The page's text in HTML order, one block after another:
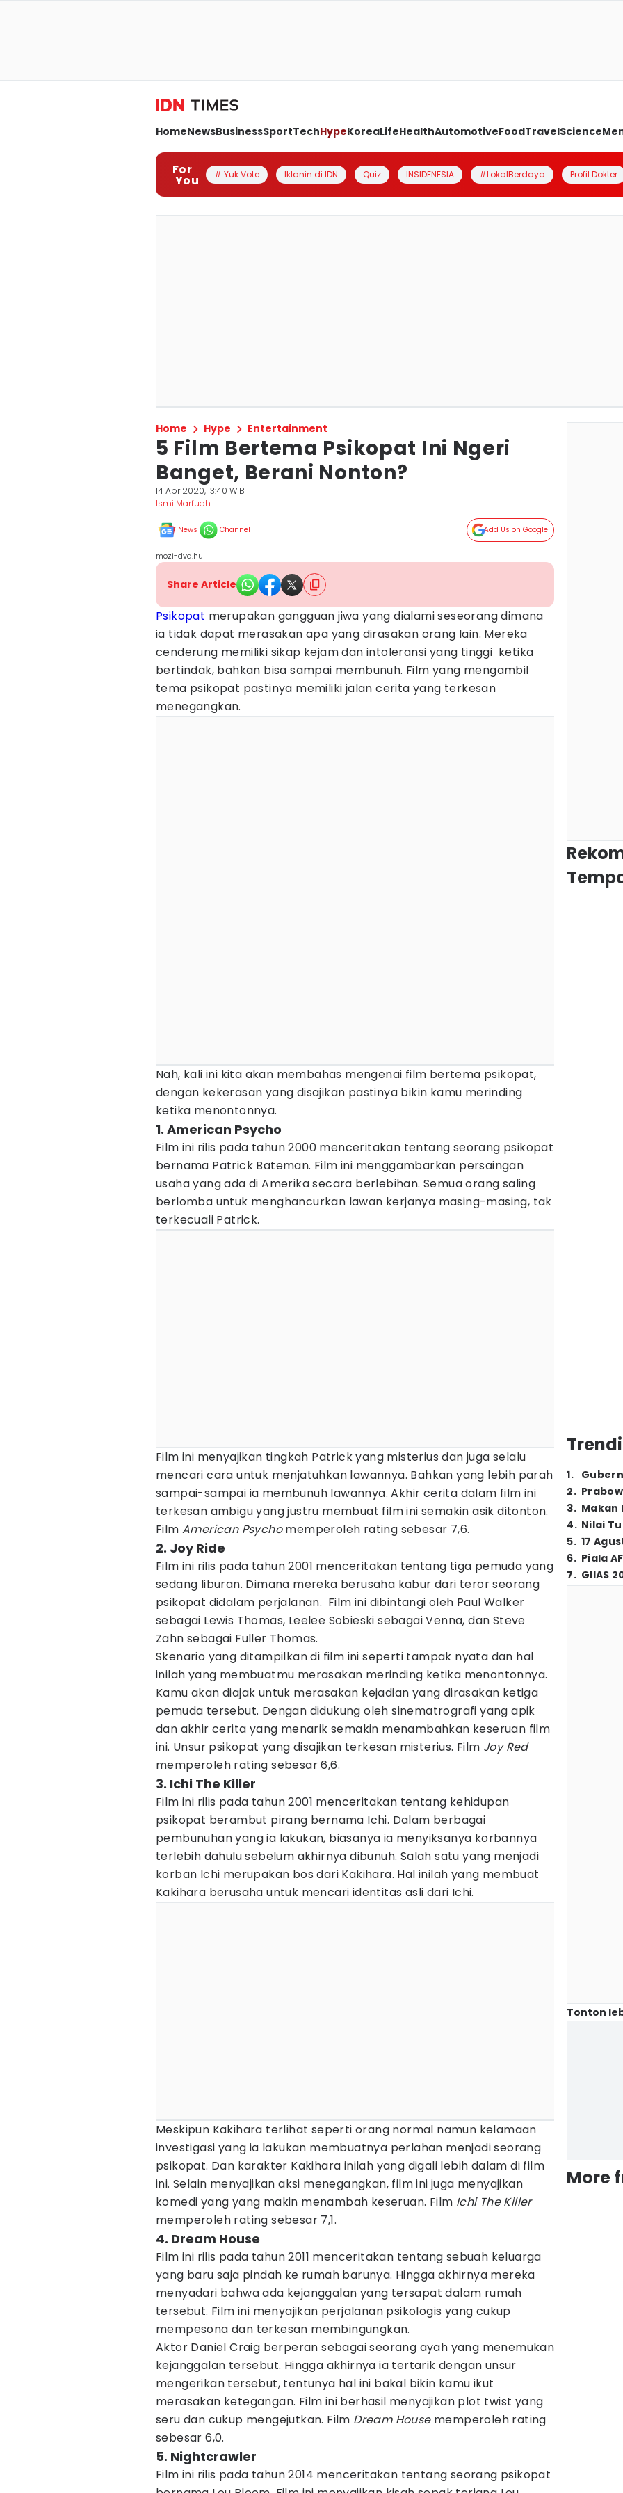
HomeNewsBusinessSportTechHypeKoreaLifeHealthAutomotiveFoodTravelScience
For
You # Yuk Vote Iklanin di IDN Quiz INSIDENESIA #LokalBerdaya Profil Dokter
Home Hype Entertainment
5 Film Bertema Psikopat Ini Ngeri
Banget, Berani Nonton?
14 Apr 2020, 13:40 WIB
Ismi Marfuah
News Channel Add Us on Google
mozi-dvd.hu
Share Article
Psikopat merupakan gangguan jiwa yang dialami seseorang dimana
ia tidak dapat merasakan apa yang dirasakan orang lain. Mereka
cenderung memiliki sikap kejam dan intoleransi yang tinggi ketika
bertindak, bahkan bisa sampai membunuh. Film yang mengambil
tema psikopat pastinya memiliki jalan cerita yang terkesan
menegangkan.
Nah, kali ini kita akan membahas mengenai film bertema psikopat,
dengan kekerasan yang disajikan pastinya bikin kamu merinding
ketika menontonnya.
1. American Psycho
Film ini rilis pada tahun 2000 menceritakan tentang seorang psikopat
bernama Patrick Bateman. Film ini menggambarkan persaingan
usaha yang ada di Amerika secara berlebihan. Semua orang saling
berlomba untuk menghancurkan lawan kerjanya masing-masing, tak
terkecuali Patrick.
Film ini menyajikan tingkah Patrick yang misterius dan juga selalu
mencari cara untuk menjatuhkan lawannya. Bahkan yang lebih parah
sampai-sampai ia membunuh lawannya. Akhir cerita dalam film ini
terkesan ambigu yang justru membuat film ini semakin asik ditonton.
Film American Psychomemperoleh rating sebesar 7,6.
2. Joy Ride
Film ini rilis pada tahun 2001 menceritakan tentang tiga pemuda yang
sedang liburan. Dimana mereka berusaha kabur dari teror seorang
psikopat didalam perjalanan. Film ini dibintangi oleh Paul Walker
sebagai Lewis Thomas, Leelee Sobieski sebagai Venna, dan Steve
Zahn sebagai Fuller Thomas.
Skenario yang ditampilkan di film ini seperti tampak nyata dan hal
inilah yang membuatmu merasakan merinding ketika menontonnya.
Kamu akan diajak untuk merasakan kejadian yang dirasakan ketiga
pemuda tersebut. Dengan didukung oleh sinematrografi yang apik
dan akhir cerita yang menarik semakin menambahkan keseruan film
ini. Unsur psikopat yang disajikan terkesan misterius. Film Joy Red
memperoleh rating sebesar 6,6.
3. Ichi The Killer
Film ini rilis pada tahun 2001 menceritakan tentang kehidupan
psikopat berambut pirang bernama Ichi. Dalam berbagai
pembunuhan yang ia lakukan, biasanya ia menyiksanya korbannya
terlebih dahulu sebelum akhirnya dibunuh. Salah satu yang menjadi
korban Ichi merupakan bos dari Kakihara. Hal inilah yang membuat
Kakihara berusaha untuk mencari identitas asli dari Ichi.
Meskipun Kakihara terlihat seperti orang normal namun kelamaan
investigasi yang ia lakukan membuatnya perlahan menjadi seorang
psikopat. Dan karakter Kakihara inilah yang digali lebih dalam di film
ini. Selain menyajikan aksi menegangkan, film ini juga menyajikan
komedi yang yang makin menambah keseruan. Film Ichi The Killer
memperoleh rating sebesar 7,1.
4. Dream House
Film ini rilis pada tahun 2011 menceritakan tentang sebuah keluarga
yang baru saja pindah ke rumah barunya. Hingga akhirnya mereka
menyadari bahwa ada kejanggalan yang tersapat dalam rumah
tersebut. Film ini menyajikan perjalanan psikologis yang cukup
mempesona dan terkesan membingungkan.
Aktor Daniel Craig berperan sebagai seorang ayah yang menemukan
kejanggalan tersebut. Hingga akhirnya ia tertarik dengan unsur
mengerikan tersebut, tentunya hal ini bakal bikin kamu ikut
merasakan ketegangan. Film ini berhasil menyajikan plot twist yang
seru dan cukup mengejutkan. Film Dream Housememperoleh rating
sebesar 6,0.
5. Nightcrawler
Film ini rilis pada tahun 2014 menceritakan tentang seorang psikopat
1.
2.
3. Makan
4. Nilai
5. 17
6. Piala
7. GIIAS
Tonton
More